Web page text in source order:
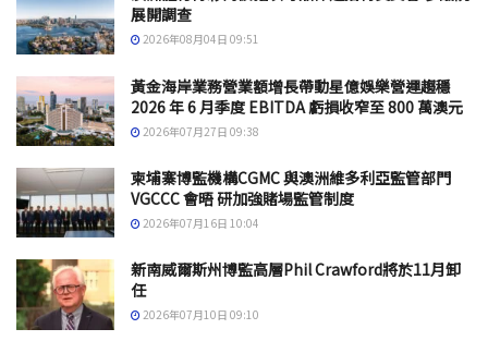
展開調查
2026年08月04日 09:51
黃金海岸業務營業額增長帶動星億娛樂營運趨穩
2026 年 6 月季度 EBITDA 虧損收窄至 800 萬澳元
2026年07月27日 09:38
柬埔寨博監機構CGMC 與澳洲維多利亞監管部門
VGCCC 會晤 研加強賭場監管制度
2026年07月16日 10:04
新南威爾斯州博監高層Phil Crawford將於11月卸
任
2026年07月10日 09:10